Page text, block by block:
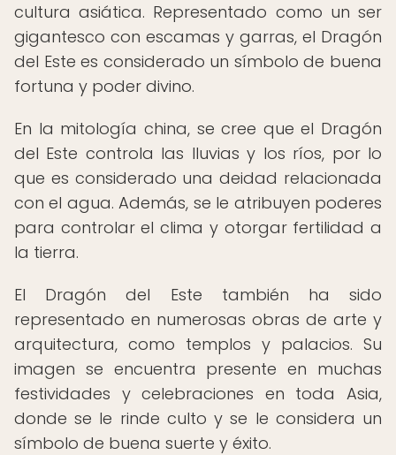
cultura asiática. Representado como un ser
gigantesco con escamas y garras, el Dragón
del Este es considerado un símbolo de buena
fortuna y poder divino.
En la mitología china, se cree que el Dragón
del Este controla las lluvias y los ríos, por lo
que es considerado una deidad relacionada
con el agua. Además, se le atribuyen poderes
para controlar el clima y otorgar fertilidad a
la tierra.
El Dragón del Este también ha sido
representado en numerosas obras de arte y
arquitectura, como templos y palacios. Su
imagen se encuentra presente en muchas
festividades y celebraciones en toda Asia,
donde se le rinde culto y se le considera un
símbolo de buena suerte y éxito.